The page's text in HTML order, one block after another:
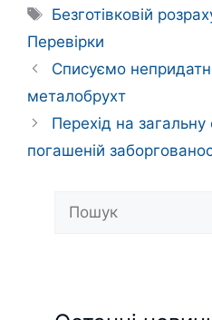
Позначки
Безготівковій
Перевірки
Списуємо
металобрухт
Перехід на
погашеній